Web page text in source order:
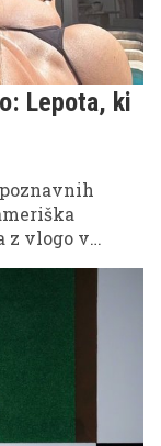
Lepota, ki
z vlogo v